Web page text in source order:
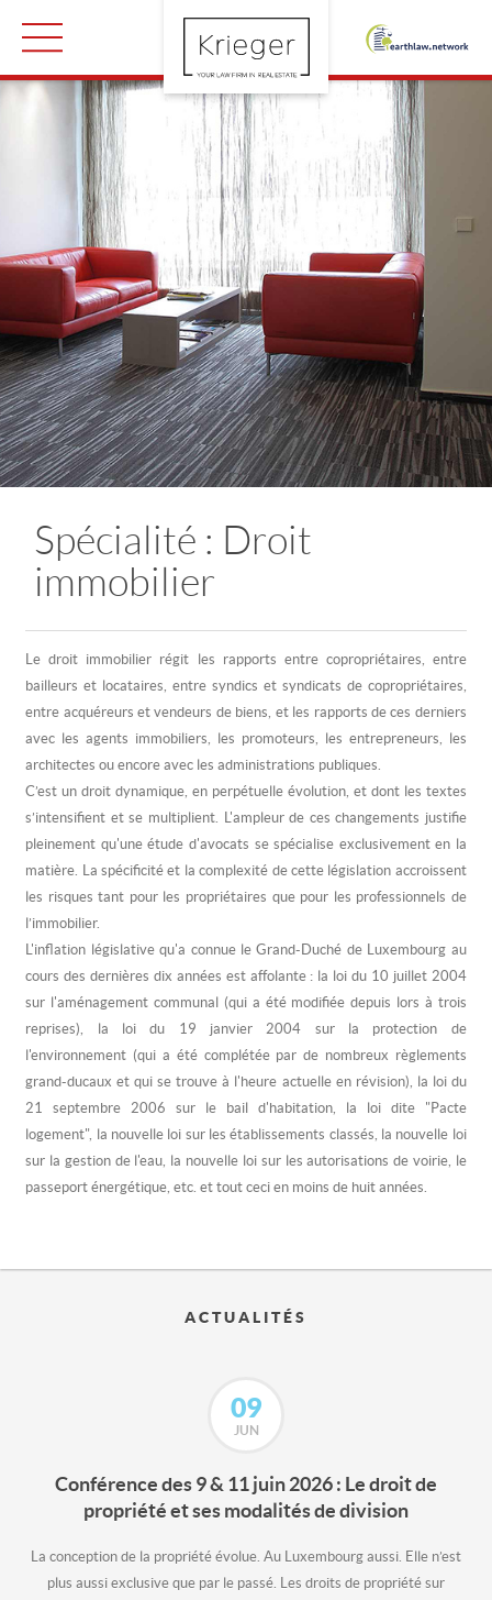
Spécialité : Droit
immobilier
Le droit immobilier régit les rapports entre copropriétaires, entre
bailleurs et locataires, entre syndics et syndicats de copropriétaires,
entre acquéreurs et vendeurs de biens, et les rapports de ces derniers
avec les agents immobiliers, les promoteurs, les entrepreneurs, les
architectes ou encore avec les administrations publiques.
C’est un droit dynamique, en perpétuelle évolution, et dont les textes
s’intensifient et se multiplient. L'ampleur de ces changements justifie
pleinement qu'une étude d'avocats se spécialise exclusivement en la
matière. La spécificité et la complexité de cette législation accroissent
les risques tant pour les propriétaires que pour les professionnels de
l’immobilier.
L'inflation législative qu'a connue le Grand-Duché de Luxembourg au
cours des dernières dix années est affolante : la loi du 10 juillet 2004
sur l'aménagement communal (qui a été modifiée depuis lors à trois
reprises), la loi du 19 janvier 2004 sur la protection de
l'environnement (qui a été complétée par de nombreux règlements
grand-ducaux et qui se trouve à l'heure actuelle en révision), la loi du
21 septembre 2006 sur le bail d'habitation, la loi dite "Pacte
logement", la nouvelle loi sur les établissements classés, la nouvelle loi
sur la gestion de l'eau, la nouvelle loi sur les autorisations de voirie, le
passeport énergétique, etc. et tout ceci en moins de huit années.
ACTUALITÉS
09
JUN
Conférence des 9 & 11 juin 2026 : Le droit de
propriété et ses modalités de division
La conception de la propriété évolue. Au Luxembourg aussi. Elle n’est
plus aussi exclusive que par le passé. Les droits de propriété sur